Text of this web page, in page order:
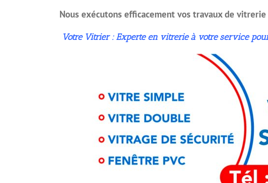
Nous exécutons efficacement vos travaux de
Votre Vitrier : Experteen vitrerie à votre service